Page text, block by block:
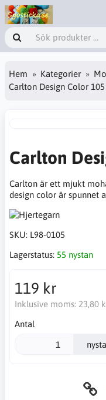
Hem Kategorier
Carlton Design Color 105
Carlton
Carlton är ett mjukt
design color är spunnet
SKU: L98-0105
Lagerstatus: 55 nystan
119 kr
Inklusive moms: 23,80
Antal